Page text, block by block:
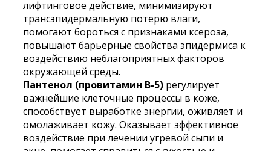
лифтинговое действие, минимизируют
трансэпидермальную потерю влаги,
помогают бороться с признаками ксероза,
повышают барьерные свойства эпидермиса к
воздействию неблагоприятных факторов
окружающей среды.
Пантенол (провитамин В-5) регулирует
важнейшие клеточные процессы в коже,
способствует выработке энергии, оживляет и
омолаживает кожу. Оказывает эффективное
воздействие при лечении угревой сыпи и